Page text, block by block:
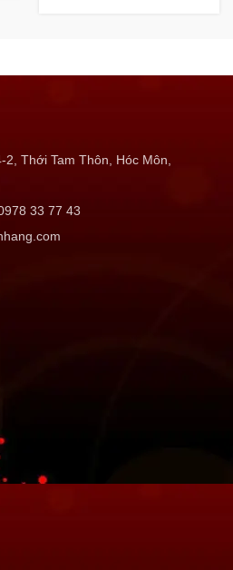
Thới Tam Thôn, Hóc Môn,
33 77 43